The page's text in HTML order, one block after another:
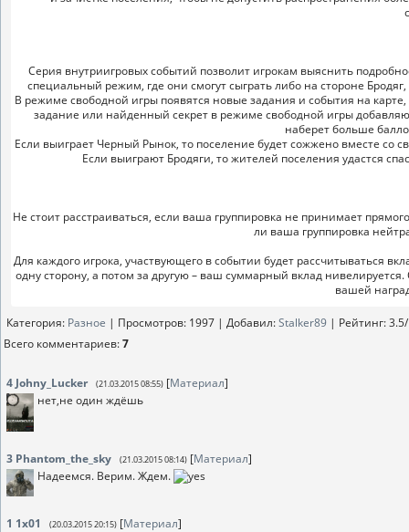
Серия внутриигровых событий позволит игрокам выяснить
специальный режим, где они смогут сыграть либо на стороне
В режиме свободной игры появятся новые задания и события на
задание или найденный секрет в режиме свободной игры
наберет больше
Если выиграет Черный Рынок, то поселение будет сожжено вместе
Если выиграют Бродяги, то жителей поселения удастся
Не стоит расстраиваться, если ваша группировка не принимает
ли ваша группировка
Для каждого игрока, участвующего в событии будет рассчитываться
одну сторону, а потом за другую – ваш суммарный вклад
вашей
Категория: Разное | Просмотров: 1997 | Добавил:Stalker89 | Рейтинг:3.5/
Всего комментариев:7
4 Johny_Lucker (21.03.2015 08:55) [Материал]
нет,не один ждёшь
3 Phantom_the_sky (21.03.2015 08:14) [Материал]
Надеемся. Верим. Ждем.
1 1x01 (20.03.2015 20:15) [Материал]